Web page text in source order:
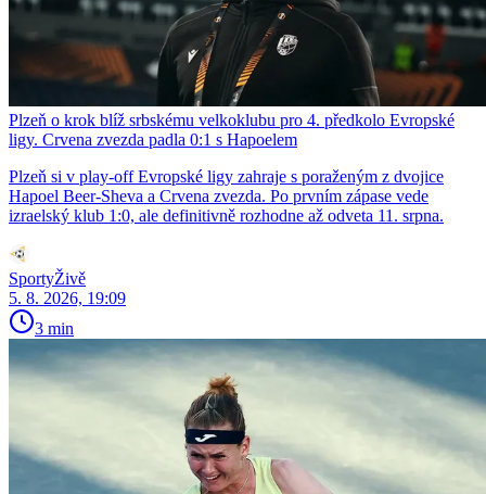
Plzeň o krok blíž srbskému velkoklubu pro 4. předkolo Evropské
ligy. Crvena zvezda padla 0:1 s Hapoelem
Plzeň si v play-off Evropské ligy zahraje s poraženým z dvojice
Hapoel Beer-Sheva a Crvena zvezda. Po prvním zápase vede
izraelský klub 1:0, ale definitivně rozhodne až odveta 11. srpna.
SportyŽivě
5. 8. 2026, 19:09
3 min